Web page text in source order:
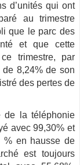
d’unités qui ont
au trimestre
que le parc des
et que cette
trimestre, par
8,24% de son
des pertes de
de la téléphonie
avec 99,30% et
% en hausse de
est toujours